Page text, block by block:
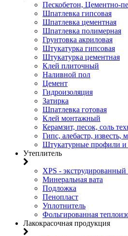
Пескобетон, Цементно-
Шпатлевка гипсовая
Шпатлевка цементная
Шпатлевка полимерная
Грунтовка акриловая
Штукатурка гипсовая
Штукатурка цементная
Клей плиточный
Наливной пол
Цемент
Гидроизоляция
Затирка
Шпатлевка готовая
Клей монтажный
Керамзит, песок, соль
Гипс, алебастр, известь,
Штукатурные профили и
Утеплитель
XPS -
Минеральная вата
Подложка
Пенопласт
Уплотнитель
Фольгированная
Лакокрасочная продукция